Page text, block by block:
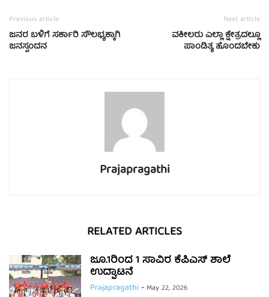
Previous article
ಜನರ ಬಳಿಗೆ ಸರ್ಕಾರಿ ಸೌಲಭ್ಯಕ್ಕಾಗಿ
ಜನಸ್ಪಂದನ
Next article
ವಕೀಲರು ಎಲ್ಲಾ ಕ್ಷೇತ್ರದಲ್ಲೂ
ಪಾಂಡಿತ್ಯ ಹೊಂದಬೇಕು
Prajapragathi
RELATED ARTICLES
ಜೂ.1ರಿಂದ 1 ಸಾವಿರ ಕೆಪಿಎಸ್ ಶಾಲೆ
ಉದ್ಘಾಟನೆ
Prajapragathi- May 22, 2026